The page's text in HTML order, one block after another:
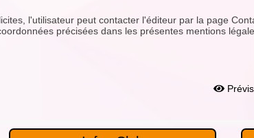
l'utilisateur peut contacter l'éditeur par la page
précisées dans les présentes mentions